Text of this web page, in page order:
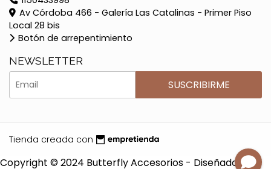
Av Córdoba 466 - Galería Las Catalinas - Primer Piso
Local 28 bis
Botón de arrepentimiento
NEWSLETTER
SUSCRIBIRME
Tienda creada con
Copyright © 2024 Butterfly Accesorios - Diseñado por